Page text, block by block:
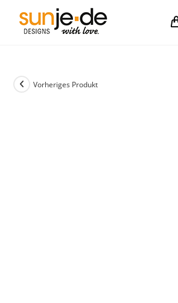
Inhalt
springen
Vorheriges Produkt